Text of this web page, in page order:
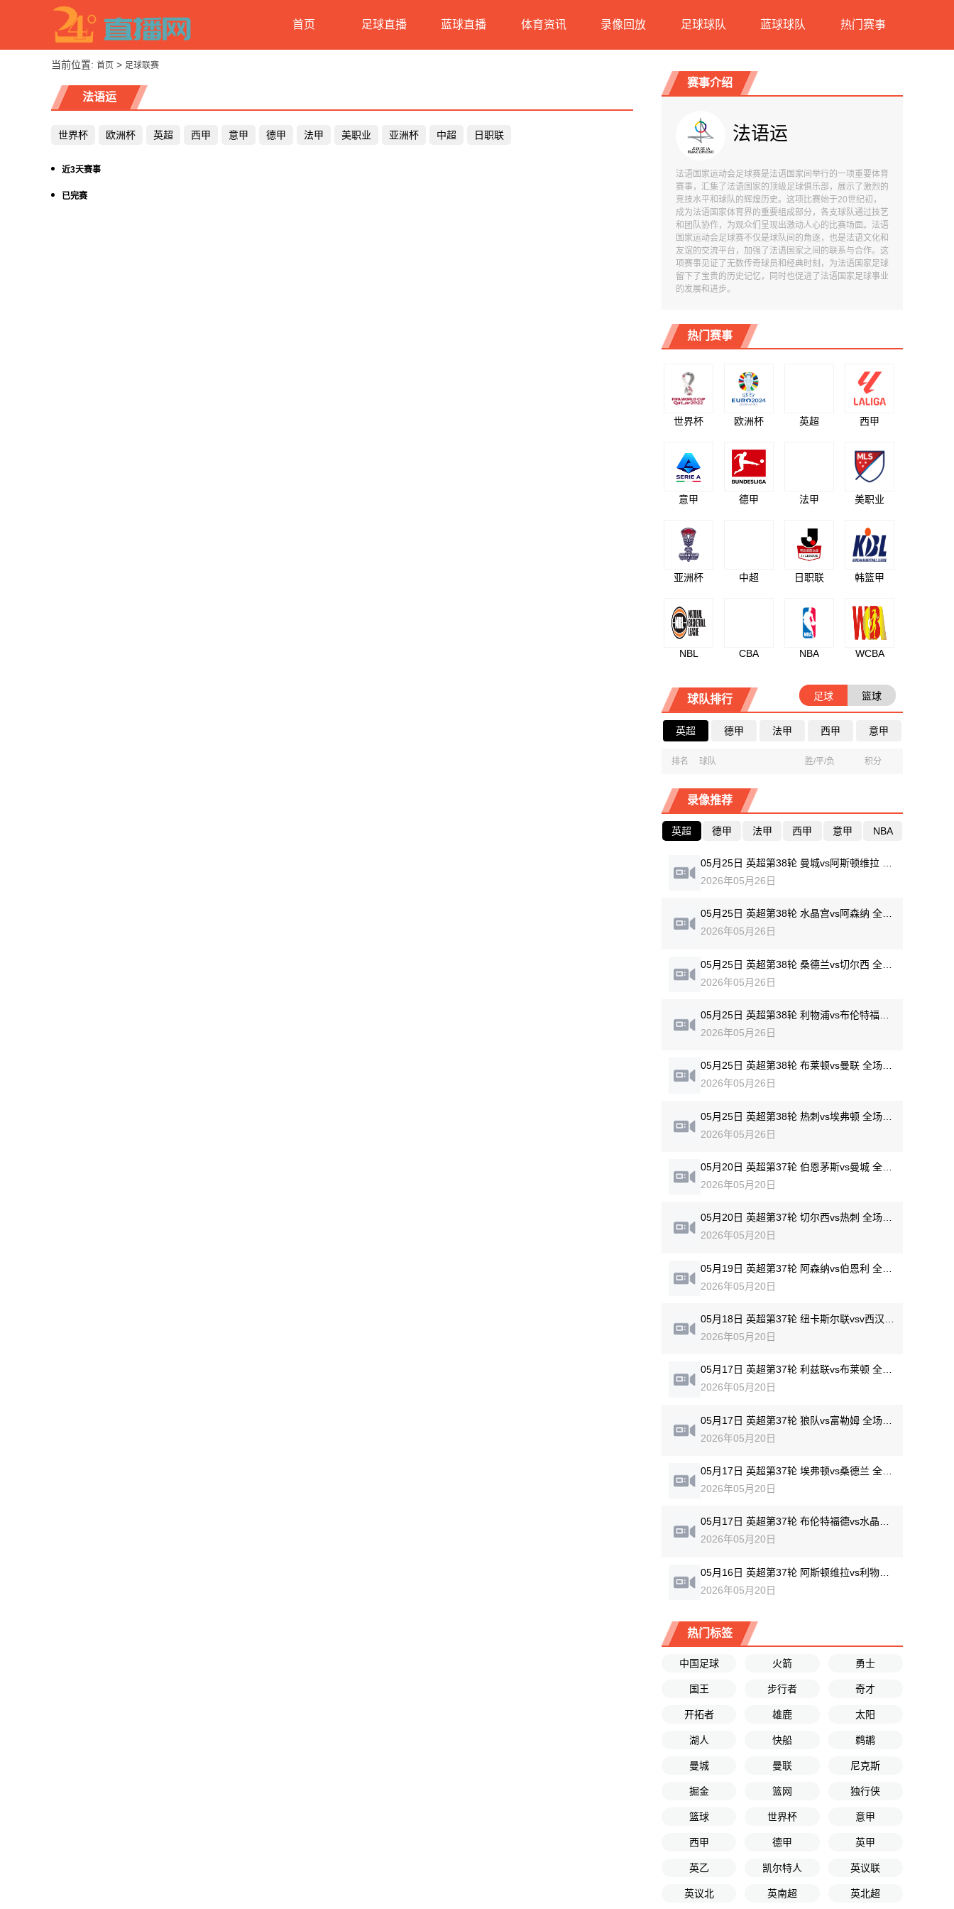
首页 足球直播 蓝球直播 体育资讯 录像回放 足球球队 蓝球球队 热门赛事
当前位置: 首页 > 足球联赛
法语运
世界杯 欧洲杯 英超 西甲 意甲 德甲 法甲 美职业 亚洲杯 中超 日职联
近3天赛事
已完赛
赛事介绍
法语运
法语国家运动会足球赛是法语国家间举行的一项重要体育
赛事，汇集了法语国家的顶级足球俱乐部，展示了激烈的
竞技水平和球队的辉煌历史。这项比赛始于20世纪初，
成为法语国家体育界的重要组成部分，各支球队通过技艺
和团队协作，为观众们呈现出激动人心的比赛场面。法语
国家运动会足球赛不仅是球队间的角逐，也是法语文化和
友谊的交流平台，加强了法语国家之间的联系与合作。这
项赛事见证了无数传奇球员和经典时刻，为法语国家足球
留下了宝贵的历史记忆，同时也促进了法语国家足球事业
的发展和进步。
热门赛事
世界杯 欧洲杯 英超 西甲
意甲 德甲 法甲 美职业
亚洲杯 中超 日职联 韩篮甲
NBL CBA NBA WCBA
球队排行 足球 篮球
英超 德甲 法甲 西甲 意甲
排名 球队 胜/平/负 积分
录像推荐
英超 德甲 法甲 西甲 意甲 NBA
2026年05月26日
05月25日 英超第38轮 水晶宫vs阿森纳 全场录像回放
2026年05月26日
2026年05月26日
2026年05月26日
05月25日 英超第38轮 布莱顿vs曼联 全场录像回放
2026年05月26日
2026年05月26日
2026年05月20日
05月20日 英超第37轮 切尔西vs热刺 全场录像回放
2026年05月20日
2026年05月20日
2026年05月20日
05月17日 英超第37轮 利兹联vs布莱顿 全场录像回放
2026年05月20日
2026年05月20日
2026年05月20日
05月17日 英超第37轮 布伦特福德vs水晶宫 全场录像回放
2026年05月20日
2026年05月20日
热门标签
中国足球 火箭 勇士
国王 步行者 奇才
开拓者 雄鹿 太阳
湖人 快船 鹈鹕
曼城 曼联 尼克斯
掘金 篮网 独行侠
篮球 世界杯 意甲
西甲 德甲 英甲
英乙 凯尔特人 英议联
英议北 英南超 英北超